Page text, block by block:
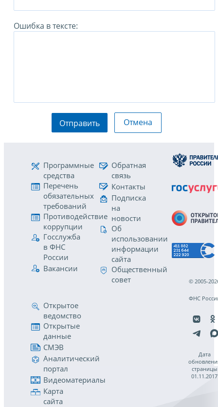
Ошибка в тексте:
Отправить Отмена
Программные
средства
Перечень
обязательных
требований
Противодействие
коррупции
Госслужба
в ФНС
России
Вакансии
Обратная
связь
Контакты
Подписка
на
новости
Об
использовании
информации
сайта
Общественный
совет
Открытое
ведомство
Открытые
данные
СМЭВ
Аналитический
портал
Видеоматериалы
Карта
сайта
© 2005-
ФНС
Дата
страницы
01.11.2017